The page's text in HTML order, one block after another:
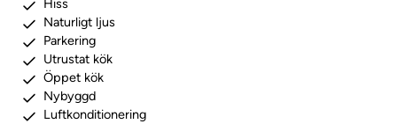
Hiss
Naturligt ljus
Parkering
Utrustat kök
Öppet kök
Nybyggd
Luftkonditionering